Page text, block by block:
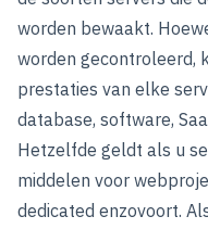
worden bewaakt.
worden gecontroleerd,
prestaties van elke
database, software,
Hetzelfde geldt als u
middelen voor
dedicated enzovoort.